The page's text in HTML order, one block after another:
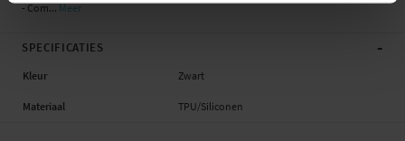
- Com...Meer
SPECIFICATIES -
Kleur Zwart
Materiaal TPU/Siliconen